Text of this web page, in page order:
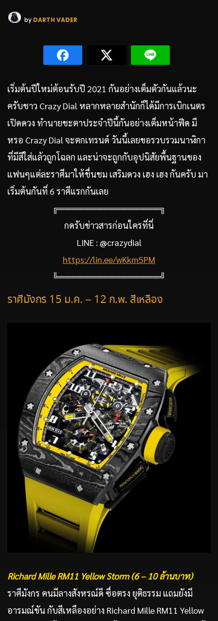
by DARTH VADER
เริ่มต้นปีใหม่ต้อนรับปี 2021 กันอย่างเต็มตัวกันแล้วนะ
ครับชาว Crazy Dial หลากหลายสำนักก็ได้มีการเบิกเนตร
เปิดดวง ทำนายชะตาประจำปีนี้กันอย่างเต็มหน้าฟีด มี
หรอ Crazy Dial จะตกเทรนด์ วันนี้เลยขอรวบรวมนาฬิกา
ที่มีสีใส่แล้วถูกโฉลก และน่าจะถูกกับอุปนิสัยพื้นฐานของ
แฟนๆแต่ละราศีมาให้ชื่นชม เสริมดวง เฮง เฮง กันครับ มา
เริ่มต้นกันที่ 6 ราศีแรกกันเลย
╔════════════════╗
กดรับข่าวสารก่อนใครที่นี่
LINE : @crazydial
https://lin.ee/wKkm5PM
╚════════════════╝
ราศีมังกร 15 ม.ค. – 12 ก.พ. สีเหลือง
Richard Mille RM11 Yellow Storm (6 – 10 ล้านบาท)
ราศีมังกร คนมีลางสังหรณ์ดี ซื่อตรง ยุติธรรม แถมยังมี
อารมณ์ขัน กับสีเหลืองอย่าง Richard Mille RM11 Yellow